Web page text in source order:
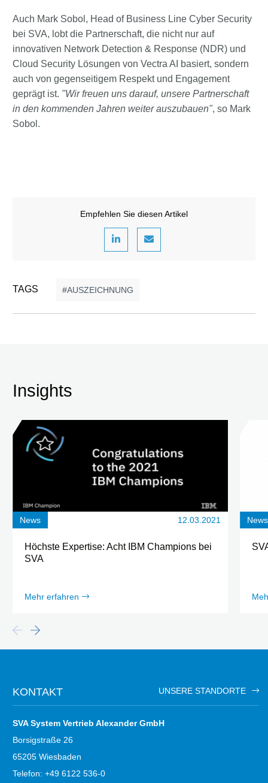
Auch Mark Sobol, Head of Business Line Cyber Security
bei SVA, lobt die Partnerschaft, die nicht nur auf
innovativen Network Detection & Response (NDR) und
Cloud Security Lösungen von Vectra AI basiert, sondern
auch von gegenseitigem Respekt und Engagement
geprägt ist. "Wir freuen uns darauf, unsere Partnerschaft
in den kommenden Jahren weiter auszubauen", so Mark
Sobol.
Empfehlen Sie diesen Artikel
TAGS AUSZEICHNUNG
Insights
News 12.03.2021
Höchste Expertise: Acht IBM Champions bei
SVA
Mehr erfahren
News
KONTAKT UNSERE STANDORTE
SVA System Vertrieb Alexander GmbH
Borsigstraße 26
65205 Wiesbaden
Telefon: +49 6122 536-0